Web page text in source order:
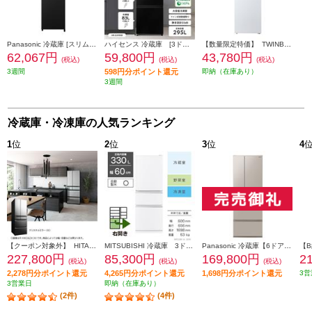
62,067円
(税込)
3週間
59,800円 (税込)
598円分ポイント還元
3週間
43,780円
(税込)
即納（在庫あり）
冷蔵庫・冷凍庫の人気ランキング
1位
227,800円 (税込)
2,278円分ポイント還元
3営業日
(2件)
2位
85,300円 (税込)
4,265円分ポイント還元
即納（在庫あり）
(4件)
3位
169,800円 (税込)
1,698円分ポイント還元
4
3営